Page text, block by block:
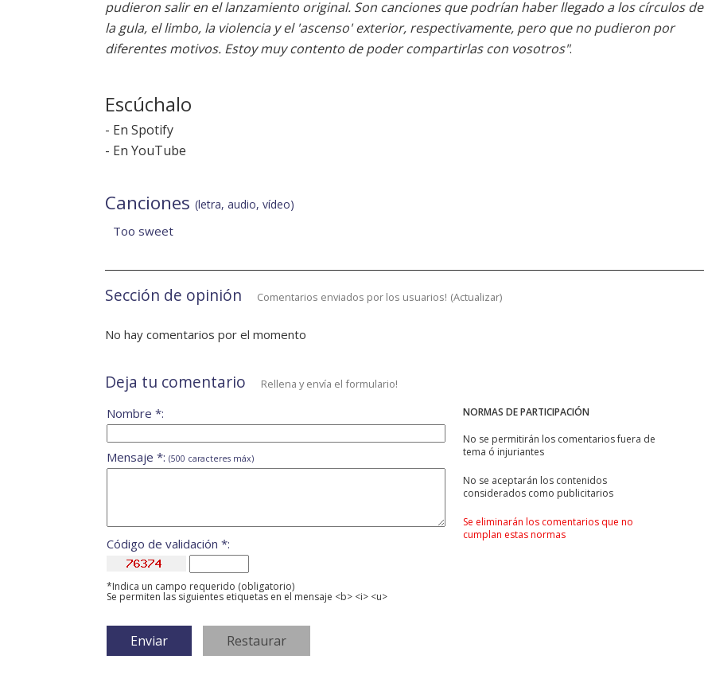
pudieron salir en el lanzamiento original. Son canciones que podrían haber llegado a los círculos de
la gula, el limbo, la violencia y el 'ascenso' exterior, respectivamente, pero que no pudieron por
diferentes motivos. Estoy muy contento de poder compartirlas con vosotros".
Escúchalo
- En Spotify
- En YouTube
Canciones (letra, audio, vídeo)
Too sweet
Sección de opinión Comentarios enviados por los usuarios! (Actualizar)
No hay comentarios por el momento
Deja tu comentario Rellena y envía el formulario!
NORMAS DE PARTICIPACIÓN
No se permitirán los comentarios fuera de
tema ó injuriantes
No se aceptarán los contenidos
considerados como publicitarios
Se eliminarán los comentarios que no
cumplan estas normas
Nombre *:
Mensaje *: (500 caracteres máx)
Código de validación *:
*Indica un campo requerido (obligatorio)
Se permiten las siguientes etiquetas en el mensaje <b> <i> <u>